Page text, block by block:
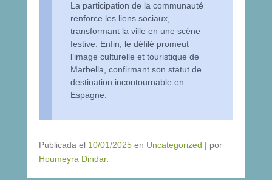
La participation de la communauté
renforce les liens sociaux,
transformant la ville en une scène
festive. Enfin, le défilé promeut
l’image culturelle et touristique de
Marbella, confirmant son statut de
destination incontournable en
Espagne.
Publicada el 10/01/2025 en Uncategorized | por
Houmeyra Dindar.